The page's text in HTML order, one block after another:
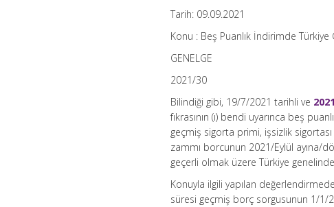
Tarih: 09.09.2021
Konu : Beş Puanlık İndirimde
GENELGE
2021/30
Bilindiği gibi, 19/7/2021 tarihli ve
fıkrasının (ı) bendi uyarınca beş
geçmiş sigorta primi, işsizlik
zammı borcunun 2021/Eylül
geçerli olmak üzere Türkiye
Konuyla ilgili yapılan
süresi geçmiş borç sorgusunun 1/1/